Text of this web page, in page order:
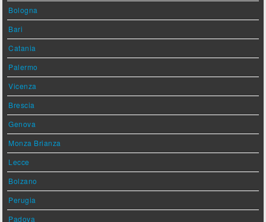
Bologna
Bari
Catania
Palermo
Vicenza
Brescia
Genova
Monza Brianza
Lecce
Bolzano
Perugia
Padova